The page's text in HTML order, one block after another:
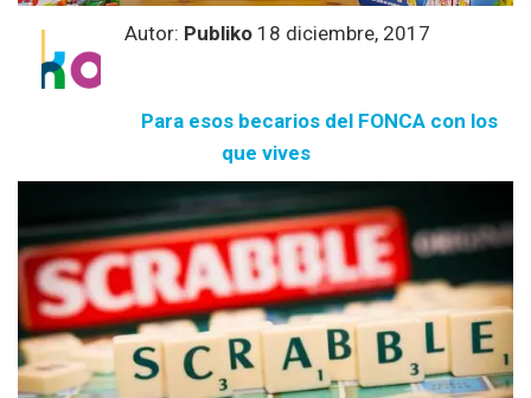
Autor: Publiko 18 diciembre, 2017
Para esos becarios del FONCA con los
que vives